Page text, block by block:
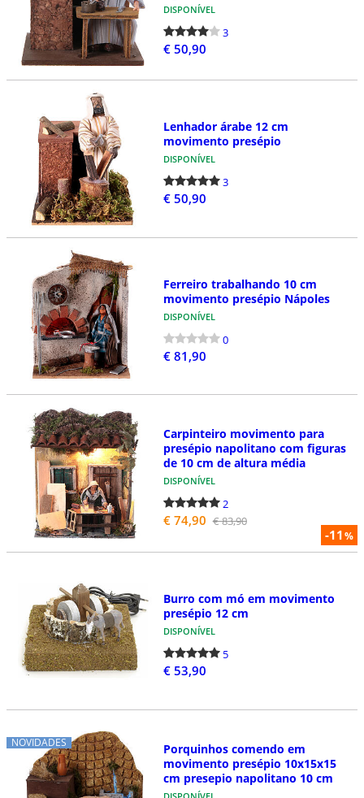
DISPONÍVEL
3
€ 50,90
Lenhador árabe 12 cm
movimento presépio
DISPONÍVEL
3
€ 50,90
Ferreiro trabalhando 10 cm
movimento presépio Nápoles
DISPONÍVEL
0
€ 81,90
-11%
Carpinteiro movimento para
presépio napolitano com figuras
de 10 cm de altura média
DISPONÍVEL
2
€ 74,90 € 83,90
Burro com mó em movimento
presépio 12 cm
DISPONÍVEL
5
€ 53,90
NOVIDADES
Porquinhos comendo em
movimento presépio 10x15x15
cm presepio napolitano 10 cm